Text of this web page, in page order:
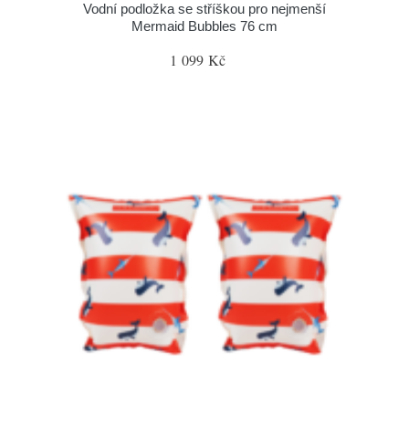
Vodní podložka se stříškou pro nejmenší
Mermaid Bubbles 76 cm
1 099 Kč